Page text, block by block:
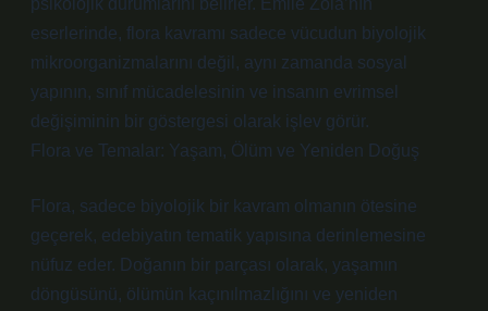
psikolojik durumlarını belirler. Émile Zola’nın
eserlerinde, flora kavramı sadece vücudun biyolojik
mikroorganizmalarını değil, aynı zamanda sosyal
yapının, sınıf mücadelesinin ve insanın evrimsel
değişiminin bir göstergesi olarak işlev görür.
Flora ve Temalar: Yaşam, Ölüm ve Yeniden Doğuş
Flora, sadece biyolojik bir kavram olmanın ötesine
geçerek, edebiyatın tematik yapısına derinlemesine
nüfuz eder. Doğanın bir parçası olarak, yaşamın
döngüsünü, ölümün kaçınılmazlığını ve yeniden